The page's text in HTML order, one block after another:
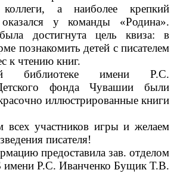
а наиболее крепкий
у команды «Родина».
достигнута цель квиза: в
познакомить детей с писателем
к чтению книг.
библиотеке имени Р.С.
фонда Чувашии были
иллюстрированные книги
всех участников игры и желаем
писателя!
предоставила зав. отделом
имени Р.С. Иванченко Бущик Т.В.